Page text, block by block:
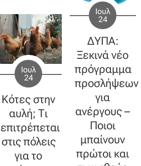
από το
ελληνικό
Δημόσιο
προστατεύονται
από τη
νομοθεσία και
δεν μπορούν να
κατασχεθούν
για οφειλές
προς την
Εφορία. Η
συγκεκριμένη
Ιουλ
24
ΔΥΠΑ:
Ξεκινά νέο
πρόγραμμα
προσλήψεων
για
ανέργους –
Ποιοι
μπαίνουν
πρώτοι και
Ιουλ
24
Κότες στην
αυλή; Τι
επιτρέπεται
στις πόλεις
για το